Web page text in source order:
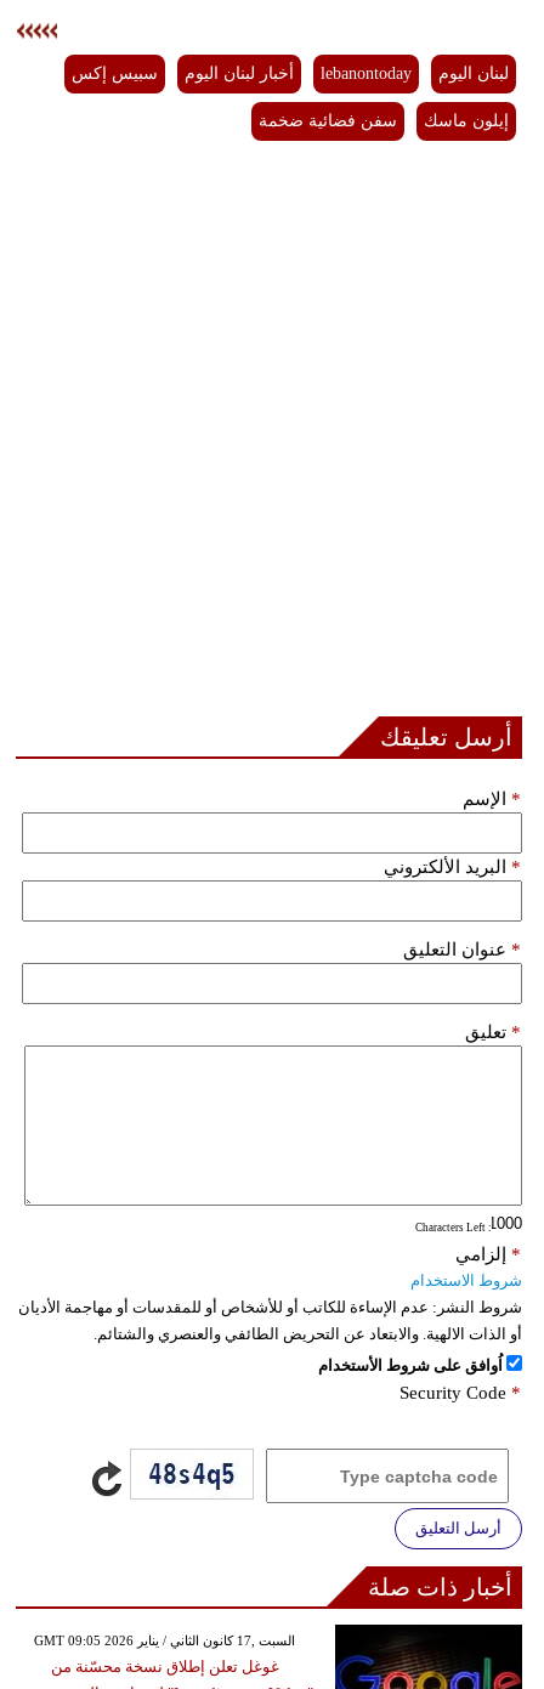
لبنان اليوم lebanontoday أخبار لبنان اليوم سبيس إكس
إيلون ماسك سفن فضائية ضخمة
أرسل تعليقك
الإسم *
البريد الألكتروني *
عنوان التعليق *
تعليق *
: Characters Left
إلزامي *
شروط الاستخدام
شروط النشر: عدم الإساءة للكاتب أو للأشخاص أو للمقدسات أو مهاجمة الأديان
أو الذات الالهية. والابتعاد عن التحريض الطائفي والعنصري والشتائم.
اُوافق على شروط الأستخدام
Security Code *
أرسل التعليق
أخبار ذات صلة
GMT 09:05 2026 السبت ,17 كانون الثاني / يناير
غوغل تعلن إطلاق نسخة محسّنة من